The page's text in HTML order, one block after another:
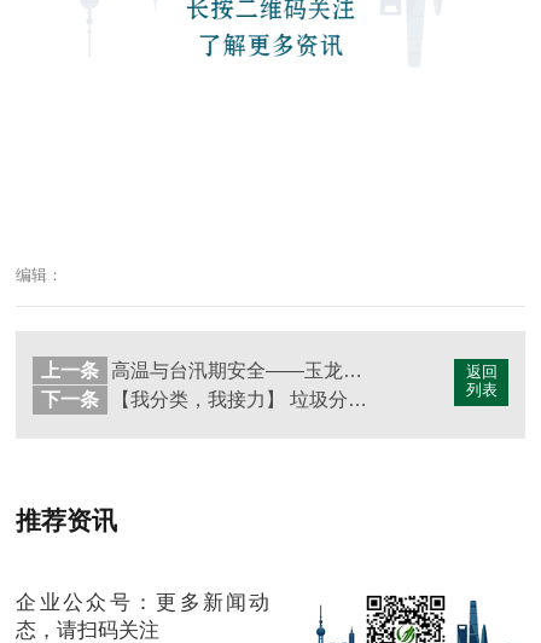
编辑：
返回
列表
上一条
高温与台汛期安全——玉龙环保启动2020年安全生产巡查工作（五）
下一条
【我分类，我接力】 垃圾分类倡议书
推荐资讯
企业公众号：更多新闻动
态，请扫码关注